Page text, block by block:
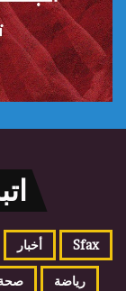
Sfax أخبار
رياضة